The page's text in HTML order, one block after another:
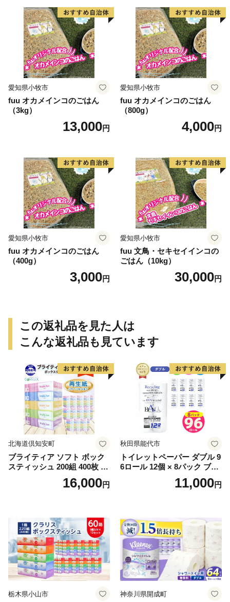
愛知県小牧市
fuu オカメインコのごはん
（3kg）
13,000円
愛知県小牧市
fuu オカメインコのごはん
（800g）
4,000円
愛知県小牧市
fuu オカメインコのごはん
（400g）
3,000円
愛知県小牧市
fuu 文鳥・セキセイインコの
ごはん（10kg）
30,000円
この返礼品を見た人は
こんな返礼品も見ています
北海道倶知安町
ブライティア ソフト ボック
スティッシュ 200組 400枚 60
箱 日本製 まとめ買い ティッ
シュ リサイクル 長持 防災 常
倶知安町 日用品
16,000円
秋田県能代市
トイレットペーパー ダブル 9
6ロール 12個 × 8パック ブラ
ンカ 再生紙 100％ 芯あり 日
用品 消耗品 無香料 生活用品
11,000円
栃木県小山市 神奈川県開成町